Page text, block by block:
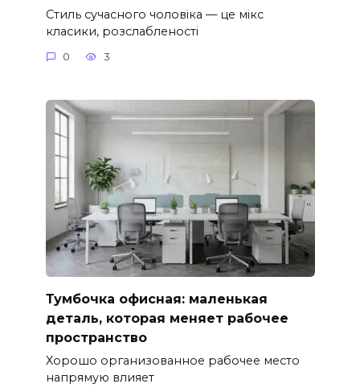
Стиль сучасного чоловіка — це мікс
класики, розслабленості
0 3
Тумбочка офисная: маленькая
деталь, которая меняет рабочее
пространство
Хорошо организованное рабочее место
напрямую влияет